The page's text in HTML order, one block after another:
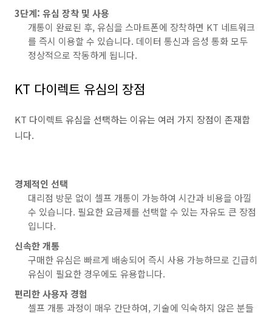
3단계: 유심 장착 및 사용
개통이 완료된 후, 유심을 스마트폰에 장착하면 KT 네트워크
를 즉시 이용할 수 있습니다. 데이터 통신과 음성 통화 모두
정상적으로 작동하게 됩니다.
KT 다이렉트 유심의 장점
KT 다이렉트 유심을 선택하는 이유는 여러 가지 장점이 존재합
니다.
경제적인 선택
대리점 방문 없이 셀프 개통이 가능하여 시간과 비용을 아낄
수 있습니다. 필요한 요금제를 선택할 수 있는 자유도 큰 장점
입니다.
신속한 개통
구매한 유심은 빠르게 배송되어 즉시 사용 가능하므로 긴급히
유심이 필요한 경우에도 유용합니다.
편리한 사용자 경험
셀프 개통 과정이 매우 간단하여, 기술에 익숙하지 않은 분들